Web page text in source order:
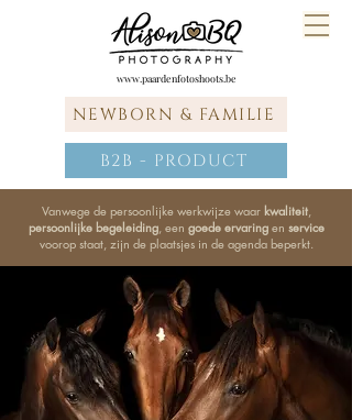
www.paardenfotoshoots.be
Vanwege de persoonlijke werkwijze waar kwaliteit,
persoonlijke begeleiding, een goede ervaringen service
voorop staat, zijn de plaatsjes in de agenda beperkt.
B2B - PRODUCT
NEWBORN & FAMILIE